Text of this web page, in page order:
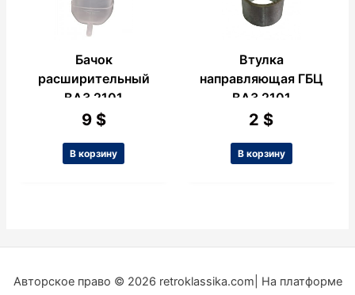
Бачок
расширительный
ВАЗ 2101
9 $
В корзину
Втулка
направляющая ГБЦ
ВАЗ 2101
2 $
В корзину
Авторское право © 2026 retroklassika.com| На платформе